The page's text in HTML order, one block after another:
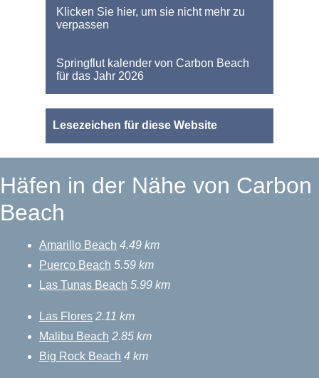
Klicken Sie hier, um sie nicht mehr zu
verpassen
Springflut kalender von Carbon Beach
für das Jahr 2026
Lesezeichen für diese Website
Häfen in der Nähe von Carbon
Beach
Amarillo Beach 4.49 km
Puerco Beach 5.59 km
Las Tunas Beach 5.99 km
Las Flores 2.11 km
Malibu Beach 2.85 km
Big Rock Beach 4 km